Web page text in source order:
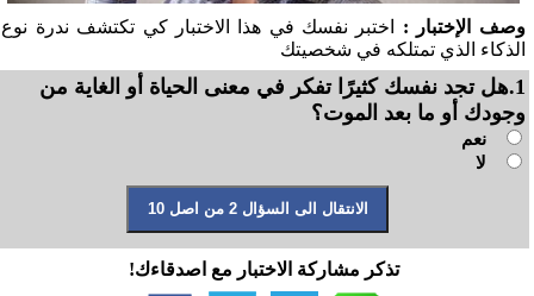
وصف الإختبار :
اختبر نفسك في هذا الاختبار كي تكتشف ندرة نوع
الذكاء الذي تمتلكه في شخصيتك
1.هل تجد نفسك كثيرًا تفكر في معنى الحياة أو الغاية من
وجودك أو ما بعد الموت؟
نعم
لا
تذكر مشاركة الاختبار مع اصدقاءك!